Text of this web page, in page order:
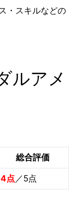
・スキルなどの
ルアメ
総合評価
4点 ／5点